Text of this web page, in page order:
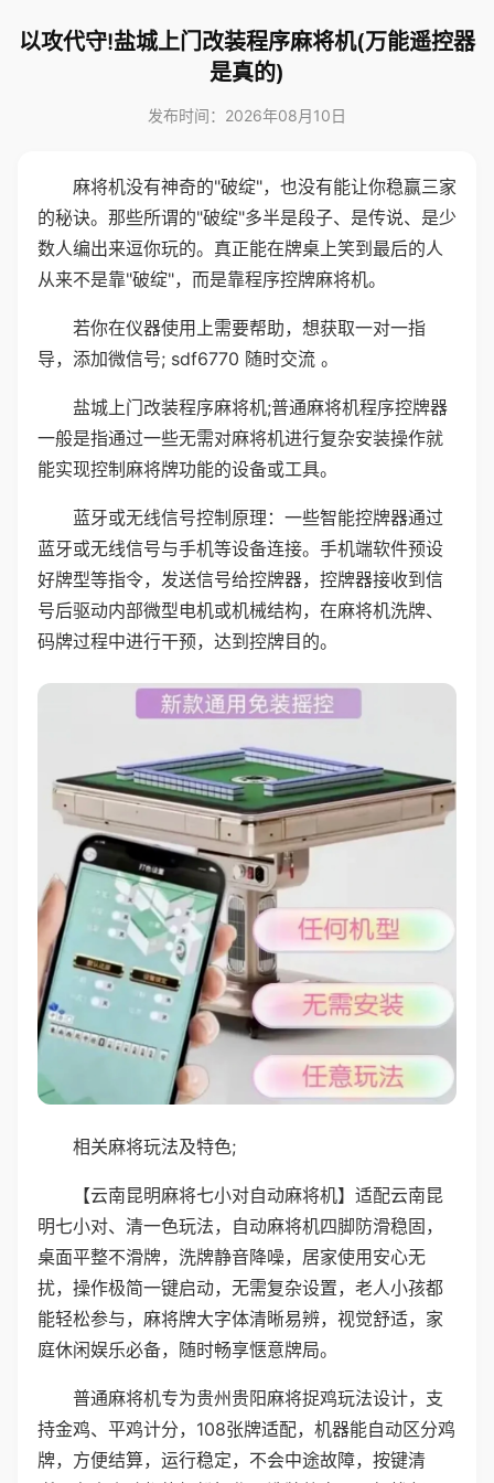
以攻代守!盐城上门改装程序麻将机(万能遥控器
是真的)
发布时间：2026年08月10日
麻将机没有神奇的"破绽"，也没有能让你稳赢三家
的秘诀。那些所谓的"破绽"多半是段子、是传说、是少
数人编出来逗你玩的。真正能在牌桌上笑到最后的人
从来不是靠"破绽"，而是靠程序控牌麻将机。
若你在仪器使用上需要帮助，想获取一对一指
导，添加微信号; sdf6770 随时交流 。
盐城上门改装程序麻将机;普通麻将机程序控牌器
一般是指通过一些无需对麻将机进行复杂安装操作就
能实现控制麻将牌功能的设备或工具。
蓝牙或无线信号控制原理：一些智能控牌器通过
蓝牙或无线信号与手机等设备连接。手机端软件预设
好牌型等指令，发送信号给控牌器，控牌器接收到信
号后驱动内部微型电机或机械结构，在麻将机洗牌、
码牌过程中进行干预，达到控牌目的。
相关麻将玩法及特色;
【云南昆明麻将七小对自动麻将机】适配云南昆
明七小对、清一色玩法，自动麻将机四脚防滑稳固，
桌面平整不滑牌，洗牌静音降噪，居家使用安心无
扰，操作极简一键启动，无需复杂设置，老人小孩都
能轻松参与，麻将牌大字体清晰易辨，视觉舒适，家
庭休闲娱乐必备，随时畅享惬意牌局。
普通麻将机专为贵州贵阳麻将捉鸡玩法设计，支
持金鸡、平鸡计分，108张牌适配，机器能自动区分鸡
牌，方便结算，运行稳定，不会中途故障，按键清